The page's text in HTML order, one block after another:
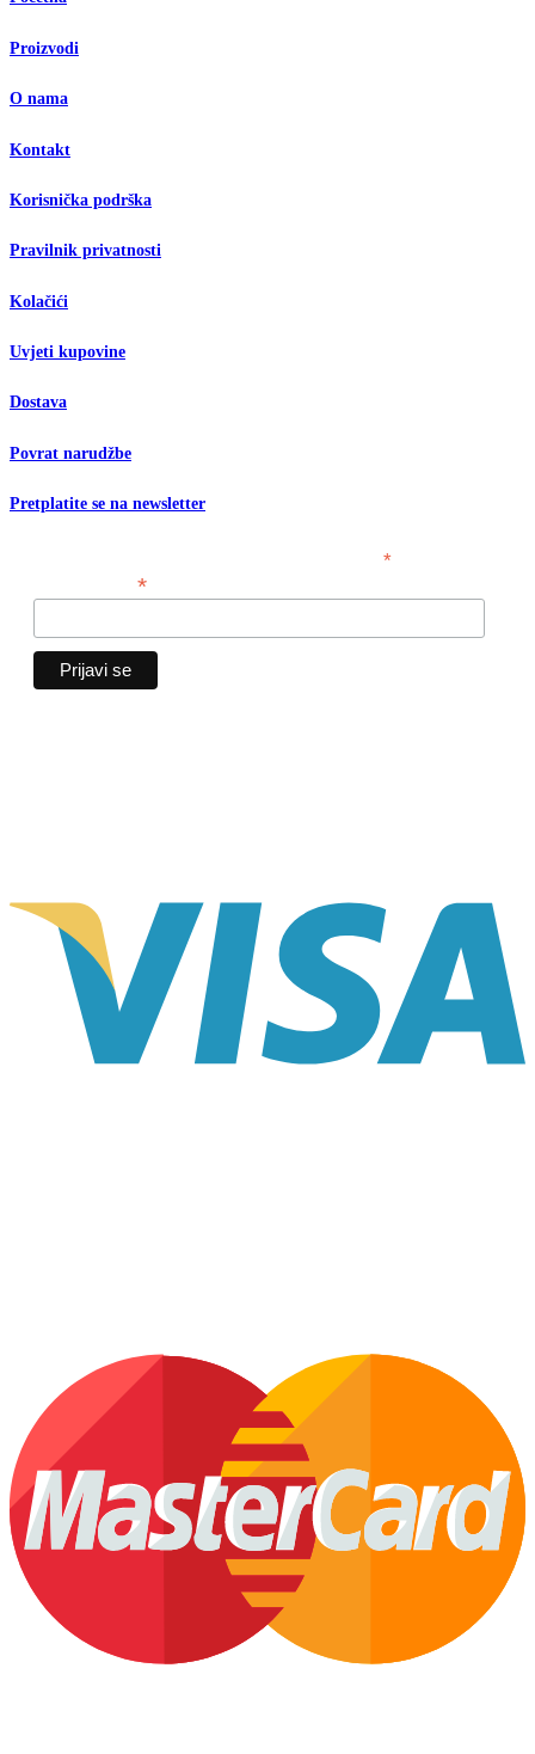
Proizvodi
O nama
Kontakt
Korisnička podrška
Pravilnik privatnosti
Kolačići
Uvjeti kupovine
Dostava
Povrat narudžbe
Pretplatite se na newsletter
*
*